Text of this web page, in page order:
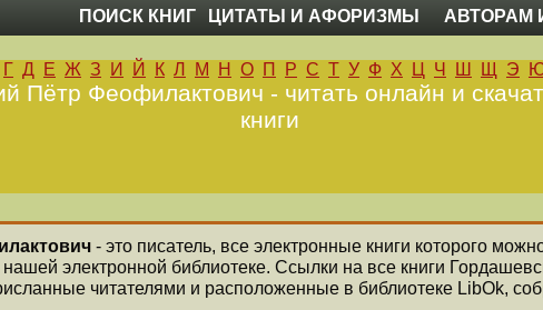
ПОИСК КНИГ ЦИТАТЫ И АФОРИЗМЫ АВТОРАМ
Г Д Е Ж З И Й К Л М Н О П Р С Т У Ф Х Ц Ч Ш Щ Э
Пётр Феофилактович - читать онлайн и
книги
- это писатель, все электронные книги которого
нашей электронной библиотеке. Ссылки на все книги
читателями и расположенные в библиотеке LibOk,